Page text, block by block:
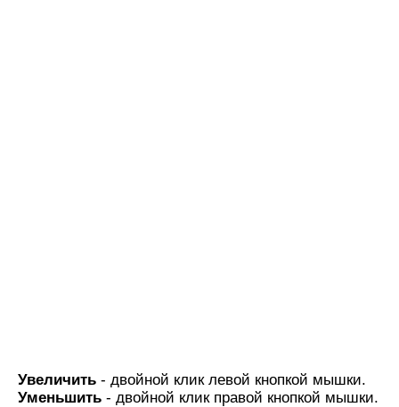
Увеличить - двойной клик левой кнопкой мышки.
Уменьшить - двойной клик правой кнопкой мышки.